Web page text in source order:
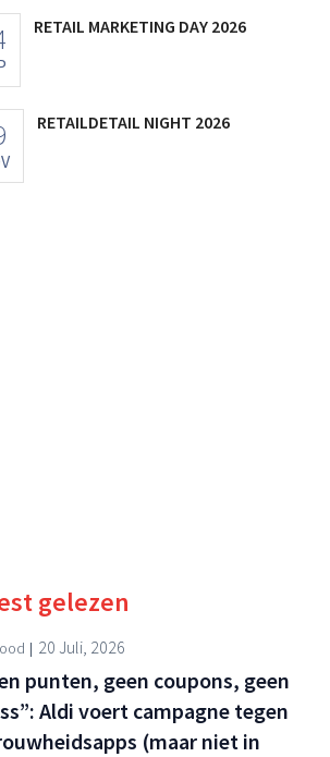
RETAIL MARKETING DAY 2026
RETAILDETAIL NIGHT 2026
gelezen
20 Juli, 2026
punten, geen coupons, geen
Aldi voert campagne tegen
(maar niet in